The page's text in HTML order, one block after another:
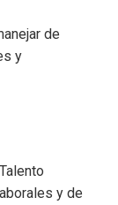
de
y
y de